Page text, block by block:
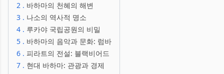
2 . 바하마의 천혜의 해변
3 . 나소의 역사적 명소
4 . 루카야 국립공원의 비밀
5 . 바하마의 음악과 문화: 럼바
6 . 피라트의 전설: 블랙비어드
7 . 현대 바하마: 관광과 경제